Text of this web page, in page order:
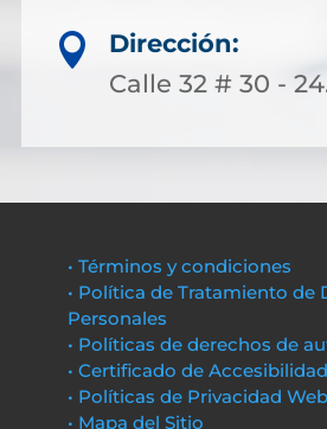

Dirección:
Calle 32 # 30 -
• Términos y condiciones
• Política de Tratamiento de
Personales
• Políticas de derechos de
• Certificado de Accesibilidad
• Políticas de Privacidad Web
• Mapa del Sitio